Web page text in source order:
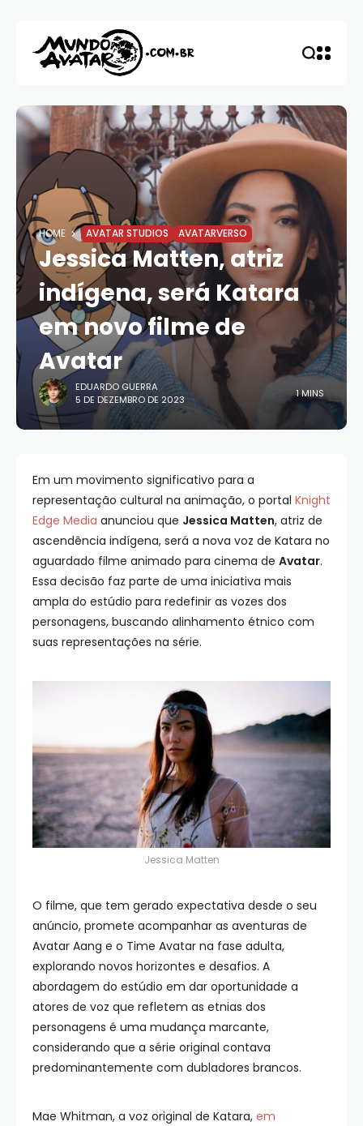
HOME AVATAR STUDIOS AVATARVERSO
Jessica Matten, atriz
indígena, será Katara
em novo filme de
Avatar
EDUARDO GUERRA
5 DE DEZEMBRO DE 2023
1 MINS
Em um movimento significativo para a
representação cultural na animação, o portal Knight
Edge Media anunciou que Jessica Matten, atriz de
ascendência indígena, será a nova voz de Katara no
aguardado filme animado para cinema de Avatar.
Essa decisão faz parte de uma iniciativa mais
ampla do estúdio para redefinir as vozes dos
personagens, buscando alinhamento étnico com
suas representações na série.
Jessica Matten
O filme, que tem gerado expectativa desde o seu
anúncio, promete acompanhar as aventuras de
Avatar Aang e o Time Avatar na fase adulta,
explorando novos horizontes e desafios. A
abordagem do estúdio em dar oportunidade a
atores de voz que refletem as etnias dos
personagens é uma mudança marcante,
considerando que a série original contava
predominantemente com dubladores brancos.
Mae Whitman, a voz original de Katara, em